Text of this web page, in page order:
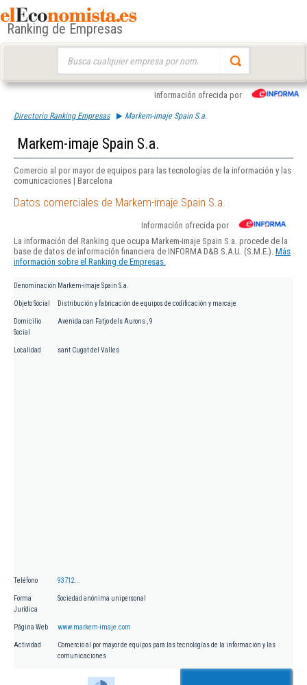
Ranking de Empresas
Información ofrecida por
Directorio Ranking Empresas Markem-imaje Spain S.a.
Markem-imaje Spain S.a.
Comercio al por mayor de equipos para las tecnologías de la información y las
comunicaciones | Barcelona
Datos comerciales de Markem-imaje Spain S.a.
Información ofrecida por
La información del Ranking que ocupa Markem-imaje Spain S.a. procede de la
base de datos de información financiera de INFORMA D&B S.A.U. (S.M.E.). Más
información sobre el Ranking de Empresas.
Denominación Markem-imaje Spain S.a.
Objeto Social Distribución y fabricación de equipos de codificación y marcaje
Domicilio
Social
Avenida can Fatjo dels Aurons , 9
Localidad sant Cugat del Valles
Teléfono 93712...
Forma
Jurídica
Sociedad anónima unipersonal
Página Web www.markem-imaje.com
Actividad
Comercio al por mayor de equipos para las tecnologías de la información y las
comunicaciones